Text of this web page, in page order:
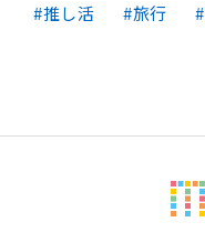
推し活
旅行